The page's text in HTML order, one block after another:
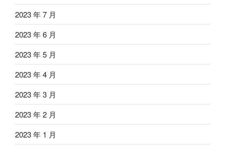
2023 年 7 月
2023 年 6 月
2023 年 5 月
2023 年 4 月
2023 年 3 月
2023 年 2 月
2023 年 1 月